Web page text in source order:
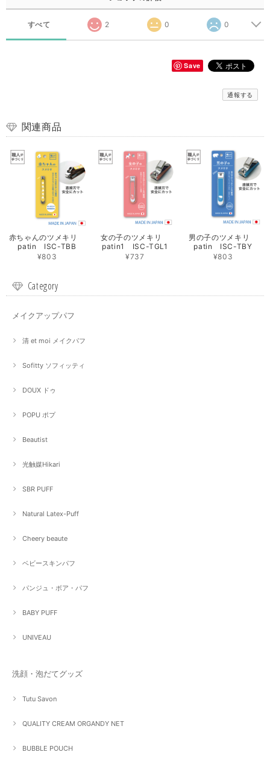
すべて 2 0 0
Save
通報する
関連商品
赤ちゃんのツメキリ
patin ISC-TBB
¥803
女の子のツメキリ
patin1 ISC-TGL1
¥737
男の子のツメキリ
patin ISC-TBY
¥803
Category
メイクアップパフ
清 et moi メイクパフ
Sofitty ソフィッティ
DOUX ドゥ
POPU ポプ
Beautist
光触媒Hikari
SBR PUFF
Natural Latex-Puff
Cheery beaute
ベビースキンパフ
パンジュ・ボア・パフ
BABY PUFF
UNIVEAU
洗顔・泡だてグッズ
Tutu Savon
QUALITY CREAM ORGANDY NET
BUBBLE POUCH